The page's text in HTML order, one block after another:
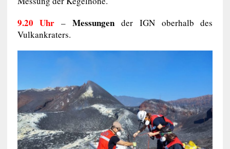
9.20 Uhr –Messungen der IGN oberhalb des
Vulkankraters.